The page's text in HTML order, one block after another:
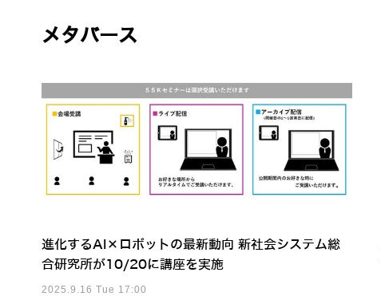
メタバース
進化するAI×ロボットの最新動向 新社会システム総
合研究所が10/20に講座を実施
2025.9.16 Tue 17:00